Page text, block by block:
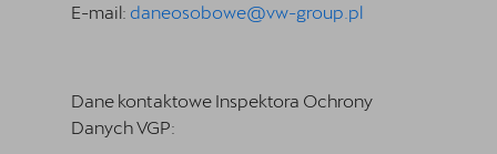
E-mail: daneosobowe@vw-group.pl
Dane kontaktowe Inspektora Ochrony
Danych VGP: